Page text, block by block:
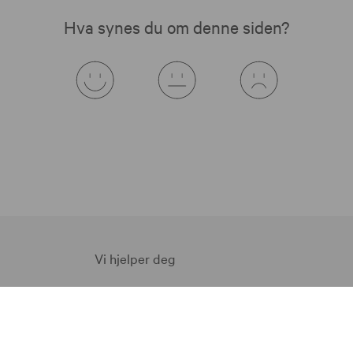
Hva synes du om denne siden?
Vi hjelper deg